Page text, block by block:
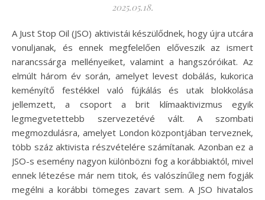
2025.05.18.
A Just Stop Oil (JSO) aktivistái készülődnek, hogy újra utcára
vonuljanak, és ennek megfelelően előveszik az ismert
narancssárga mellényeiket, valamint a hangszóróikat. Az
elmúlt három év során, amelyet levest dobálás, kukorica
keményítő festékkel való fújkálás és utak blokkolása
jellemzett, a csoport a brit klímaaktivizmus egyik
legmegvetettebb szervezetévé vált. A szombati
megmozdulásra, amelyet London központjában terveznek,
több száz aktivista részvételére számítanak. Azonban ez a
JSO-s esemény nagyon különbözni fog a korábbiaktól, mivel
ennek létezése már nem titok, és valószínűleg nem fogják
megélni a korábbi tömeges zavart sem. A JSO hivatalos